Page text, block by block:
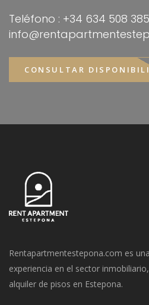
Teléfono : +34 634 508
CONSULTAR
Rentapartmentestepona.com es
experiencia en el sector
alquiler de pisos en Estepona.